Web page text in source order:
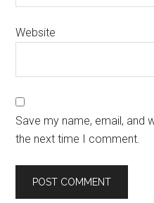
Website
Save my name, email, and
the next time I comment.